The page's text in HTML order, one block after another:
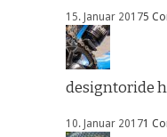
15. Januar 20175
designtoride
10. Januar 20171